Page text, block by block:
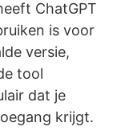
ChatGPT
is voor
versie,
tool
dat je
krijgt.